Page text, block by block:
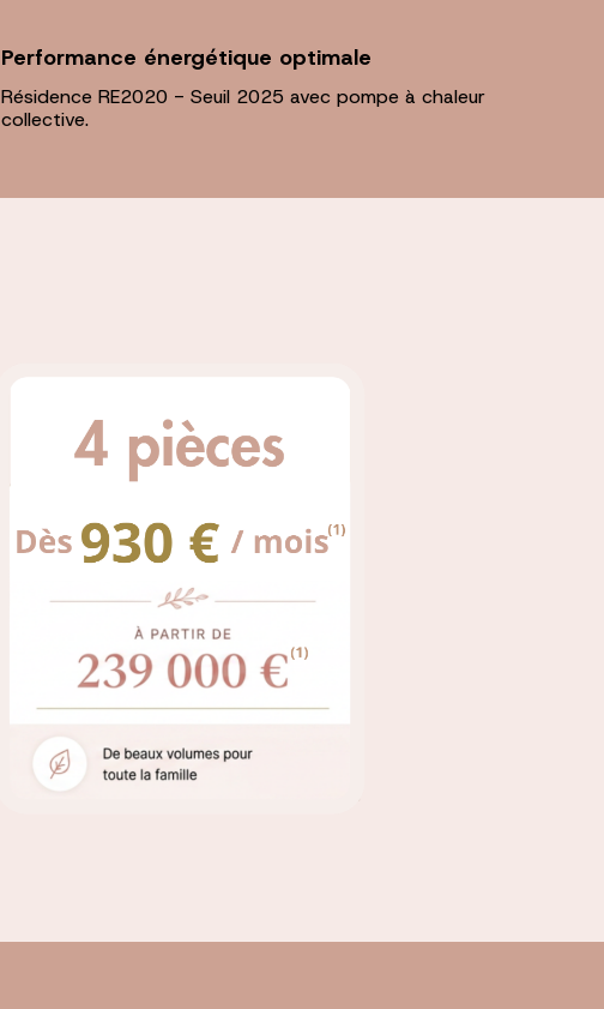
Performance énergétique optimale
Résidence RE2020 - Seuil 2025 avec pompe à chaleur
collective.